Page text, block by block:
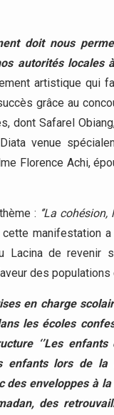
doit nous
autorités locales
artistique qui
grâce au
dont Safarel
venue
Florence Achi,
: ‘’La
cette manifestation
Lacina de
des populations
en charge
les écoles
‘’Les enfants
enfants lors de
des enveloppes à
des